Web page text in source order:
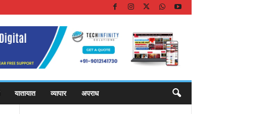
यातायात व्यापार अपराध